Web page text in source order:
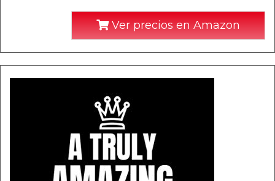
Ver precios en Amazon